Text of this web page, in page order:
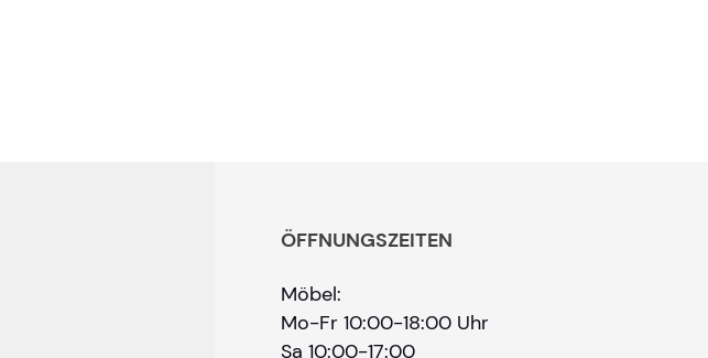
ÖFFNUNGSZEITEN
Möbel:
Mo-Fr 10:00-18:00 Uhr
Sa 10:00-17:00